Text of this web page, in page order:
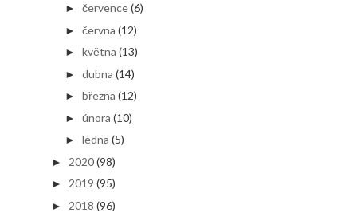
► července(6)
► června (12)
► května (13)
► dubna (14)
► března (12)
► února (10)
► ledna (5)
► 2020(98)
► 2019 (95)
► 2018 (96)